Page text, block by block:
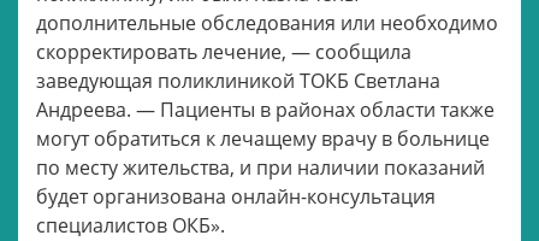
дополнительные обследования или необходимо
скорректировать лечение, — сообщила
заведующая поликлиникой ТОКБ Светлана
Андреева. — Пациенты в районах области также
могут обратиться к лечащему врачу в больнице
по месту жительства, и при наличии показаний
будет организована онлайн-консультация
специалистов ОКБ».